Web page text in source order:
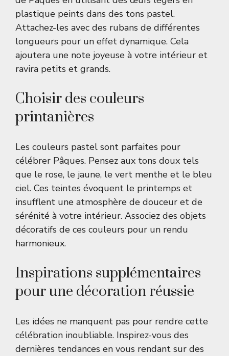
plastique peints dans des tons pastel.
Attachez-les avec des rubans de différentes
longueurs pour un effet dynamique. Cela
ajoutera une note joyeuse à votre intérieur et
ravira petits et grands.
Choisir des couleurs
printanières
Les couleurs pastel sont parfaites pour
célébrer Pâques. Pensez aux tons doux tels
que le rose, le jaune, le vert menthe et le bleu
ciel. Ces teintes évoquent le printemps et
insufflent une atmosphère de douceur et de
sérénité à votre intérieur. Associez des objets
décoratifs de ces couleurs pour un rendu
harmonieux.
Inspirations supplémentaires
pour une décoration réussie
Les idées ne manquent pas pour rendre cette
célébration inoubliable. Inspirez-vous des
dernières tendances en vous rendant sur des